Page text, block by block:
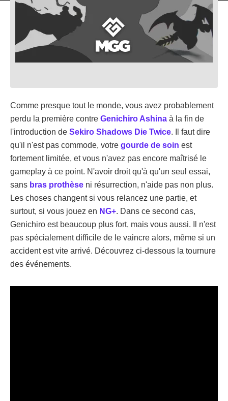
Comme presque tout le monde, vous avez probablement
perdu la première contre Genichiro Ashina à la fin de
l'introduction de Sekiro Shadows Die Twice. Il faut dire
qu'il n'est pas commode, votre gourde de soin est
fortement limitée, et vous n'avez pas encore maîtrisé le
gameplay à ce point. N'avoir droit qu'à qu'un seul essai,
sans bras prothèse ni résurrection, n'aide pas non plus.
Les choses changent si vous relancez une partie, et
surtout, si vous jouez en NG+. Dans ce second cas,
Genichiro est beaucoup plus fort, mais vous aussi. Il n'est
pas spécialement difficile de le vaincre alors, même si un
accident est vite arrivé. Découvrez ci-dessous la tournure
des événements.